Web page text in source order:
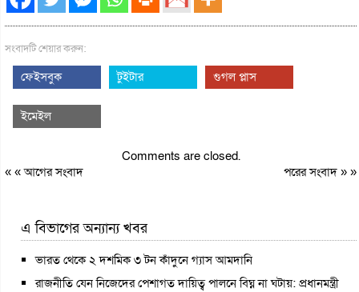
সংবাদটি শেয়ার করুন:
ফেইসবুক টুইটার গুগল প্লাস
ইমেইল
Comments are closed.
« «আগের সংবাদ পরের সংবাদ» »
এ বিভাগের অন্যান্য খবর
ভারত থেকে ২ দশমিক ৩ টন কাঁদুনে গ্যাস আমদানি
রাজনীতি যেন নিজেদের পেশাগত দায়িত্ব পালনে বিঘ্ন না ঘটায়: প্রধানমন্ত্রী